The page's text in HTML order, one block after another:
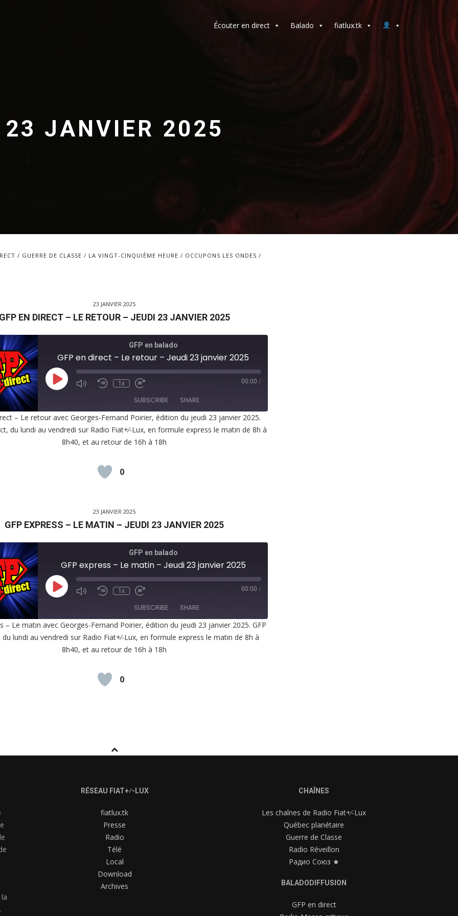
Écouter en direct Balado fiatlux.tk
23 JANVIER 2025
GUERRE DE CLASSE LA VINGT-CINQUIÈME HEURE OCCUPONS LES ONDES
23 JANVIER 2025
GFP EN DIRECT – LE RETOUR – JEUDI 23 JANVIER 2025
GFP en balado
GFP en direct – Le retour – Jeudi 23 janvier 2025
Play
Episode
1x 00:00 /
SUBSCRIBE SHARE
– Le retour avec Georges-Fernand Poirier, édition du jeudi 23 janvier 2025.
du lundi au vendredi sur Radio Fiat+⁄-Lux, en formule express le matin de 8h à
8h40, et au retour de 16h à 18h
0
23 JANVIER 2025
GFP EXPRESS – LE MATIN – JEUDI 23 JANVIER 2025
GFP en balado
GFP express – Le matin – Jeudi 23 janvier 2025
Play
Episode
1x 00:00 /
SUBSCRIBE SHARE
– Le matin avec Georges-Fernand Poirier, édition du jeudi 23 janvier 2025. GFP
lundi au vendredi sur Radio Fiat+⁄-Lux, en formule express le matin de 8h à
8h40, et au retour de 16h à 18h
0
RÉSEAU FIAT+⁄-LUX
fiatlux.tk
Presse
Radio
Télé
Local
Download
Archives
CHAÎNES
Les chaînes de Radio Fiat+⁄-Lux
Québec planétaire
Guerre de Classe
Radio Réveillon
Радио Союз ★
BALADODIFFUSION
GFP en direct